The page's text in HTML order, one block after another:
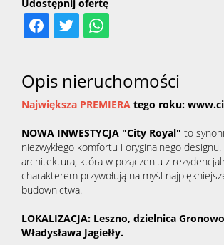
Udostępnij ofertę
Opis nieruchomości
Największa PREMIERA tego roku:
NOWA INWESTYCJA "City Royal" to
niezwykłego komfortu i oryginalnego
architektura, która w połączeniu z
charakterem przywołują na myśl
budownictwa.
LOKALIZACJA: Leszno, dzielnica
Władysława Jagiełły.